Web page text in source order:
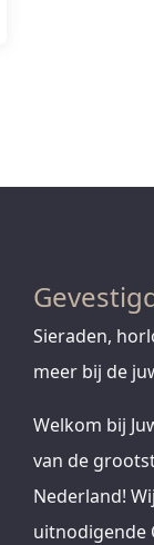
Sieraden,
meer bij de
Welkom bij
van de
Nederland!
uitnodigende